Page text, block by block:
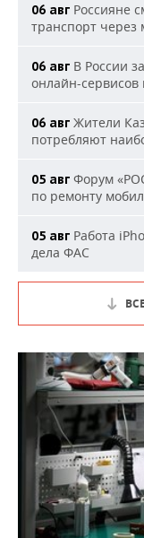
06 авг Россияне
транспорт через
06 авг В России
онлайн-сервисов
06 авг Жители
потребляют
05 авг Форум
по ремонту
05 авг Работа
дела ФАС